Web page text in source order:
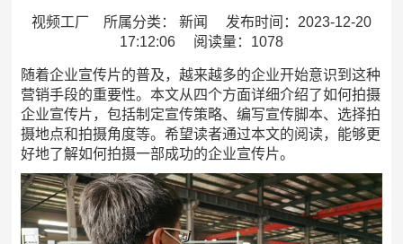
视频工厂 所属分类： 新闻 发布时间：2023-12-20
17:12:06 阅读量：1078
随着企业宣传片的普及，越来越多的企业开始意识到这种
营销手段的重要性。本文从四个方面详细介绍了如何拍摄
企业宣传片，包括制定宣传策略、编写宣传脚本、选择拍
摄地点和拍摄角度等。希望读者通过本文的阅读，能够更
好地了解如何拍摄一部成功的企业宣传片。